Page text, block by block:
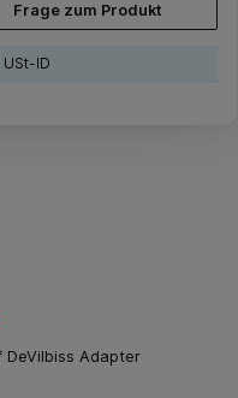
Frage zum Produkt
ID
Adapter